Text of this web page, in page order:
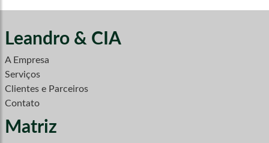
Leandro & CIA
A Empresa
Serviços
Clientes e Parceiros
Contato
Matriz